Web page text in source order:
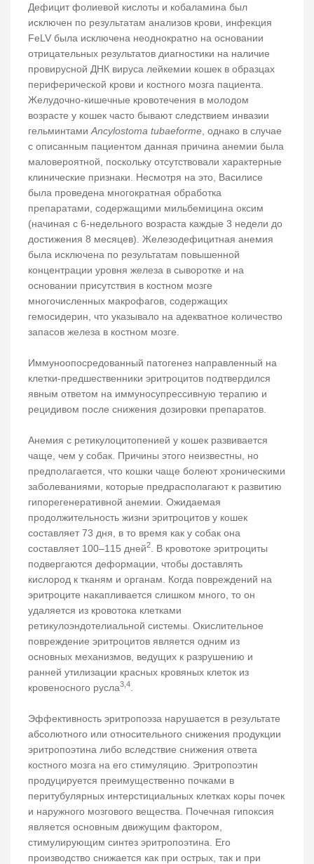
Дефицит фолиевой кислоты и кобаламина был
исключен по результатам анализов крови, инфекция
FeLV была исключена неоднократно на основании
отрицательных результатов диагностики на наличие
провирусной ДНК вируса лейкемии кошек в образцах
периферической крови и костного мозга пациента.
Желудочно-кишечные кровотечения в молодом
возрасте у кошек часто бывают следствием инвазии
гельминтами Ancylostoma tubaeforme , однако в случае
с описанным пациентом данная причина анемии была
маловероятной, поскольку отсутствовали характерные
клинические признаки. Несмотря на это, Василисе
была проведена многократная обработка
препаратами, содержащими мильбемицина оксим
(начиная с 6-недельного возраста каждые 3 недели до
достижения 8 месяцев). Железодефицитная анемия
была исключена по результатам повышенной
концентрации уровня железа в сыворотке и на
основании присутствия в костном мозге
многочисленных макрофагов, содержащих
гемосидерин, что указывало на адекватное количество
запасов железа в костном мозге.
Иммуноопосредованный патогенез направленный на
клетки-предшественники эритроцитов подтвердился
явным ответом на иммуносупрессивную терапию и
рецидивом после снижения дозировки препаратов.
Анемия с ретикулоцитопенией у кошек развивается
чаще, чем у собак. Причины этого неизвестны, но
предполагается, что кошки чаще болеют хроническими
заболеваниями, которые предрасполагают к развитию
гипорегенеративной анемии. Ожидаемая
продолжительность жизни эритроцитов у кошек
составляет 73 дня, в то время как у собак она
составляет 100–115 дней2
. В кровотоке эритроциты
подвергаются деформации, чтобы доставлять
кислород к тканям и органам. Когда повреждений на
эритроците накапливается слишком много, то он
удаляется из кровотока клетками
ретикулоэндотелиальной системы. Окислительное
повреждение эритроцитов является одним из
основных механизмов, ведущих к разрушению и
ранней утилизации красных кровяных клеток из
кровеносного русла3,4
Эффективность эритропоэза нарушается в результате
абсолютного или относительного снижения продукции
эритропоэтина либо вследствие снижения ответа
костного мозга на его стимуляцию. Эритропоэтин
продуцируется преимущественно почками в
перитубулярных интерстициальных клетках коры почек
и наружного мозгового вещества. Почечная гипоксия
является основным движущим фактором,
стимулирующим синтез эритропоэтина. Его
производство снижается как при острых, так и при